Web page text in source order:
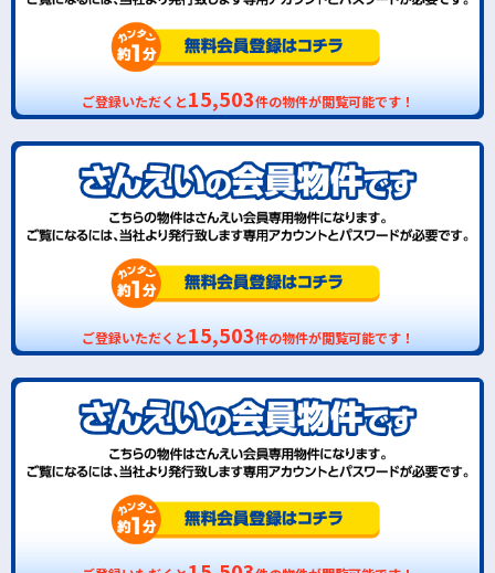
ご登録いただくと15,503件の物件が閲覧可能です！
ご登録いただくと15,503件の物件が閲覧可能です！